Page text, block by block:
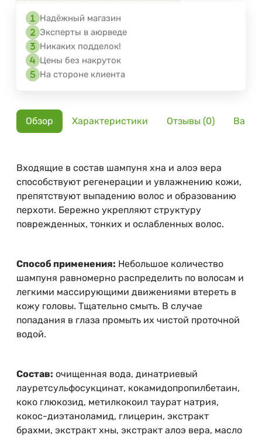
Надёжный магазин
Эксперты в аюрведе
Никаких подделок!
Цены без накруток
На стороне клиента
Обзор Характеристики Отзывы (0)
Входящие в состав шампуня хна и алоэ вера
способствуют регенерации и увлажнению кожи,
препятствуют выпадению волос и образованию
перхоти. Бережно укрепляют структуру
поврежденных, тонких и ослабленных волос.
Способ применения: Небольшое количество
шампуня равномерно распределить по волосам и
легкими массирующими движениями втереть в
кожу головы. Тщательно смыть. В случае
попадания в глаза промыть их чистой проточной
водой.
Состав: очищенная вода, динатриевый
лауретсульфосукцинат, кокамидопропилбетаин,
коко глюкозид, метилкокоил таурат натрия,
кокос-диэтаноламид, глицерин, экстракт
брахми, экстракт хны, экстракт алоэ вера, масло